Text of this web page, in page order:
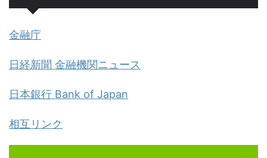
金融庁
日経新聞 金融機関ニュース
日本銀行 Bank of Japan
相互リンク